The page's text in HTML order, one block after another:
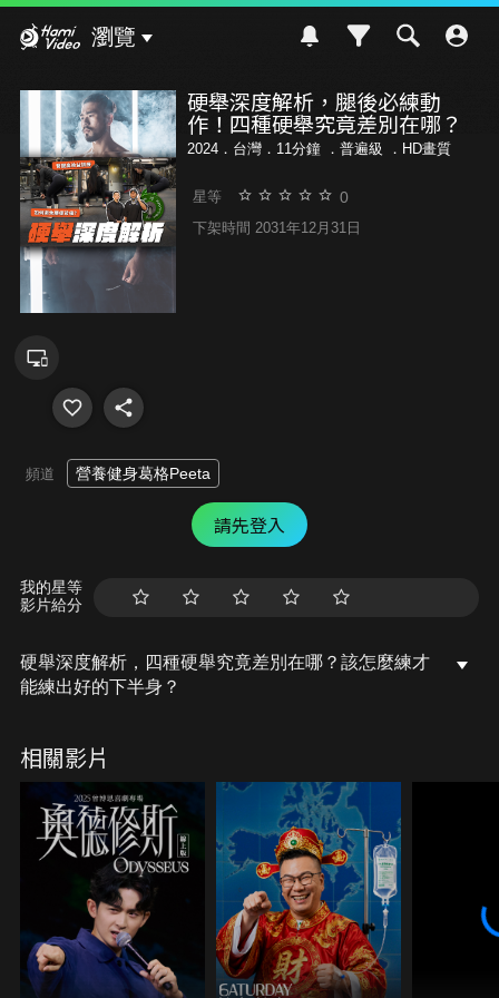
瀏覽
硬舉深度解析，腿後必練動
作！四種硬舉究竟差別在哪？
2024．台灣．11分鐘 ． 普遍級 ．HD畫質
星等 0
下架時間 2031年12月31日
頻道 營養健身葛格Peeta
請先登入
我的星等
影片給分
硬舉深度解析，四種硬舉究竟差別在哪？該怎麼練才
能練出好的下半身？
相關影片